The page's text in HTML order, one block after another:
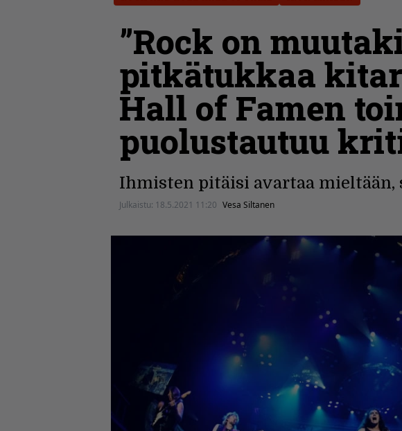
”Rock on
pitkätukkaa
Hall of Famen
puolustautuu
Ihmisten pitäisi avartaa mieltään,
Julkaistu: 18.5.2021 11:20 Vesa Siltanen